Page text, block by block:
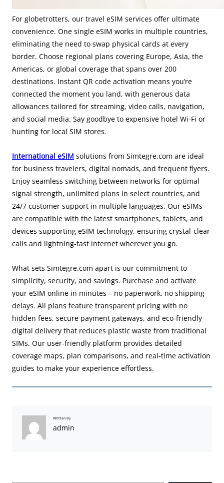
For globetrotters, our travel eSIM services offer ultimate
convenience. One single eSIM works in multiple countries,
eliminating the need to swap physical cards at every
border. Choose regional plans covering Europe, Asia, the
Americas, or global coverage that spans over 200
destinations. Instant QR code activation means you’re
connected the moment you land, with generous data
allowances tailored for streaming, video calls, navigation,
and social media. Say goodbye to expensive hotel Wi-Fi or
hunting for local SIM stores.
International eSIM solutions from Simtegre.com are ideal
for business travelers, digital nomads, and frequent flyers.
Enjoy seamless switching between networks for optimal
signal strength, unlimited plans in select countries, and
24/7 customer support in multiple languages. Our eSIMs
are compatible with the latest smartphones, tablets, and
devices supporting eSIM technology, ensuring crystal-clear
calls and lightning-fast internet wherever you go.
What sets Simtegre.com apart is our commitment to
simplicity, security, and savings. Purchase and activate
your eSIM online in minutes – no paperwork, no shipping
delays. All plans feature transparent pricing with no
hidden fees, secure payment gateways, and eco-friendly
digital delivery that reduces plastic waste from traditional
SIMs. Our user-friendly platform provides detailed
coverage maps, plan comparisons, and real-time activation
guides to make your experience effortless.
Written By
admin